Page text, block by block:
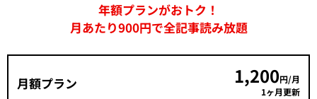
年額プランがおトク！
月あたり900円で全記事読み放題
月額プラン 1,200円/月
1ヶ月更新